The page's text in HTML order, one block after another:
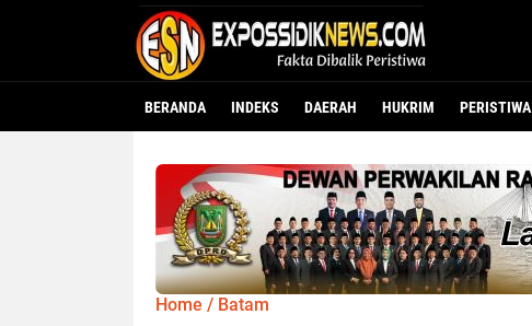
BERANDA INDEKS DAERAH HUKRIM PERISTIWA
Home / Batam